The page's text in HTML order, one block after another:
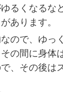
るくなるな
あります。
ので、ゆっ
の間に身体
、その後は